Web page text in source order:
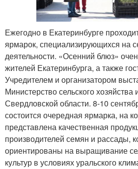
Ежегодно в Екатеринбурге
ярмарок, специализирующихся на
деятельности. «Осенний блюз»
жителей Екатеринбурга, а также
Учредителем и организатором
Министерство сельского хозяйства
Свердловской области. 8-10
состоится очередная ярмарка, на
представлена качественная
производителей семян и рассады,
ориентированы на выращивание
культур в условиях уральского